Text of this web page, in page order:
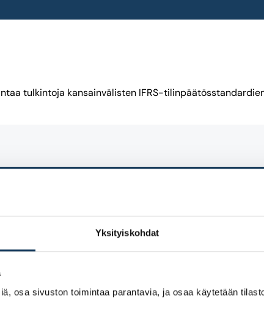
Yksityiskohdat
osa sivuston toimintaa parantavia, ja osaa käytetään
tulkintoja kansainvälisten IFRS-
Tutustu pörssiyhtiöihin Perehdy